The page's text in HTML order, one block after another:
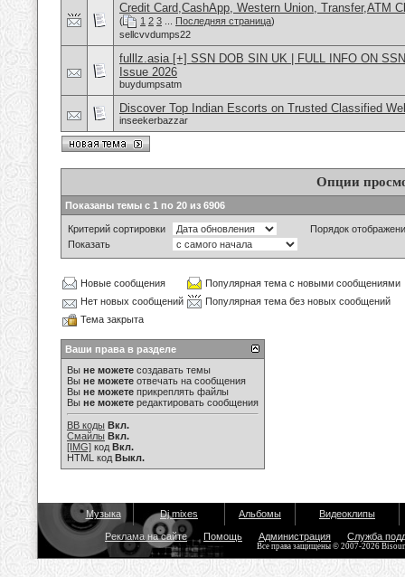
Credit Card,CashApp, Western Union, Transfer,ATM
( 1 2 3 Последняя страница)
sellcvvdumps22
fulllz.asia [+] SSN DOB SIN UK | FULL INFO ON
Issue 2026
buydumpsatm
Discover Top Indian Escorts on Trusted Classified
inseekerbazzar
Опции
Показаны темы с 1 по 20 из 6906
Критерий сортировки
Порядок
Показать
Новые сообщения
Популярная тема с новыми сообщениями
Нет новых сообщений
Популярная тема без новых сообщений
Тема закрыта
Ваши права в разделе
Вы не можете создавать темы
Вы не можете отвечать на сообщения
Вы не можете прикреплять файлы
Вы не можете редактировать сообщения
BB коды Вкл.
Смайлы Вкл.
[IMG] код Вкл.
HTML код Выкл.
Музыка Dj mixes Альбомы Видеоклипы
Реклама на сайте Помощь Администрация Служба
Все права защищены © 2007-2026